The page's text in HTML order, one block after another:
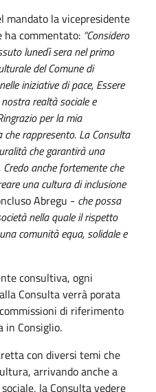
mandato la vicepresidente
ha commentato: “Considero
lunedì sera nel primo
del Comune di
iniziative di pace, Essere
realtà sociale e
per la mia
rappresento. La Consulta
che garantirà una
anche fortemente che
una cultura di inclusione
Abregu - che possa
nella quale il rispetto
comunità equa, solidale e
consultiva, ogni
Consulta verrà porata
di riferimento
in Consiglio.
con diversi temi che
arrivando anche a
la Consulta vedere